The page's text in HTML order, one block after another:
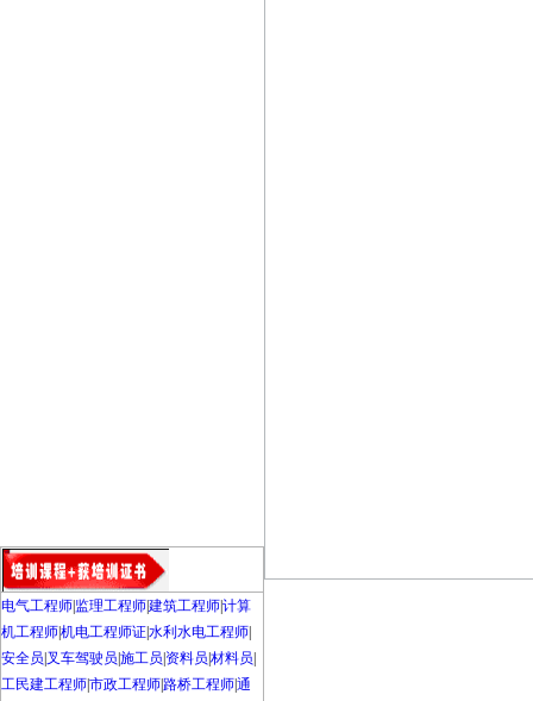
电气工程师 监理工程师建筑工程师计算
机工程师机电工程师证水利水电工程师
安全员 叉车驾驶员 施工员 资料员 材料员
工民建工程师市政工程师路桥工程师通